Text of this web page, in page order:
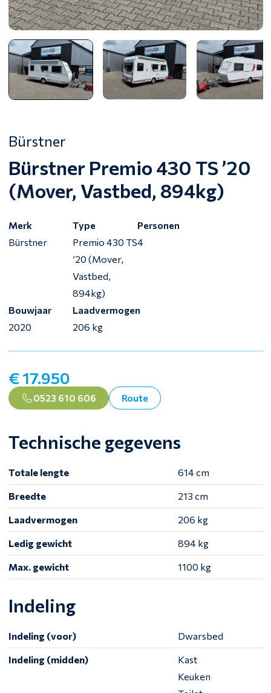
Bürstner
Bürstner Premio 430 TS ’20
(Mover, Vastbed, 894kg)
Merk
Bürstner
Type
Premio 430 TS
’20 (Mover,
Vastbed,
894kg)
Personen
4
Bouwjaar
2020
Laadvermogen
206 kg
€ 17.950
0523 610 606 Route
Technische gegevens
Totale lengte 614 cm
Breedte 213 cm
Laadvermogen 206 kg
Ledig gewicht 894 kg
Max. gewicht 1100 kg
Indeling
Indeling (voor) Dwarsbed
Indeling (midden)
Kast
Keuken